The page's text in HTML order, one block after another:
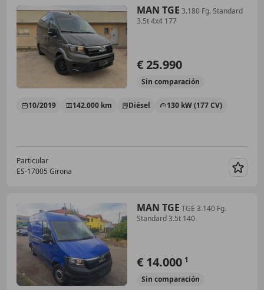
MAN TGE 3.180 Fg. Standard
3.5t 4x4 177
€ 25.990
Sin comparación
10/2019 142.000 km Diésel 130 kW (177 CV)
Particular
ES-17005 Girona
MAN TGE TGE 3.140 Fg.
Standard 3.5t 140
€ 14.000 1
Sin comparación